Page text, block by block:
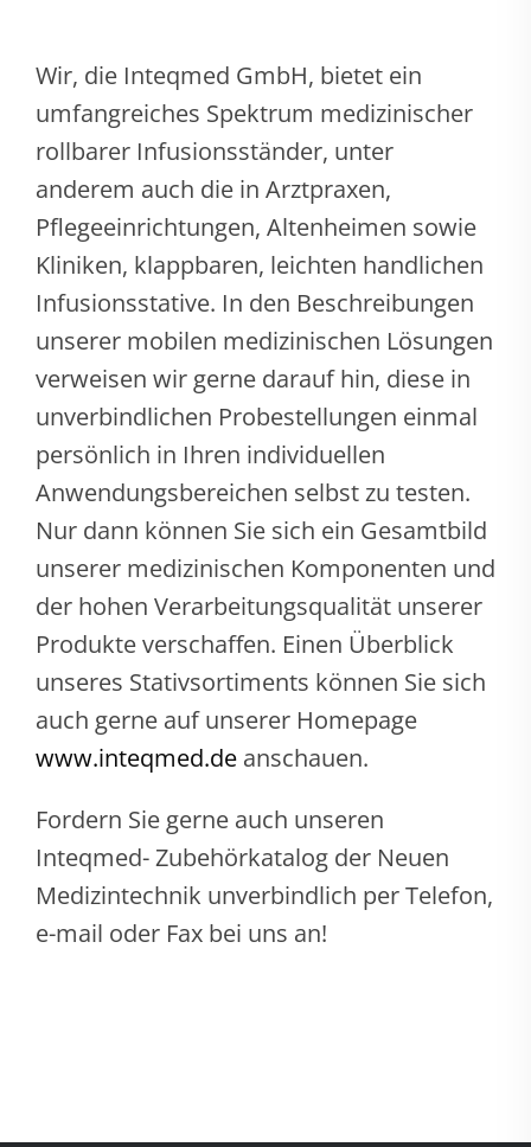
Wir, die Inteqmed GmbH, bietet ein
umfangreiches Spektrum medizinischer
rollbarer Infusionsständer, unter
anderem auch die in Arztpraxen,
Pflegeeinrichtungen, Altenheimen sowie
Kliniken, klappbaren, leichten handlichen
Infusionsstative. In den Beschreibungen
unserer mobilen medizinischen Lösungen
verweisen wir gerne darauf hin, diese in
unverbindlichen Probestellungen einmal
persönlich in Ihren individuellen
Anwendungsbereichen selbst zu testen.
Nur dann können Sie sich ein Gesamtbild
unserer medizinischen Komponenten und
der hohen Verarbeitungsqualität unserer
Produkte verschaffen. Einen Überblick
unseres Stativsortiments können Sie sich
auch gerne auf unserer Homepage
www.inteqmed.de anschauen.
Fordern Sie gerne auch unseren
Inteqmed- Zubehörkatalog der Neuen
Medizintechnik unverbindlich per Telefon,
e-mail oder Fax bei uns an!